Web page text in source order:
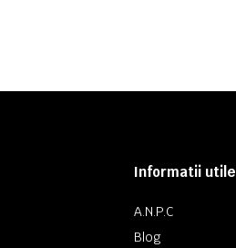
Informatii utile
A.N.P.C
Blog